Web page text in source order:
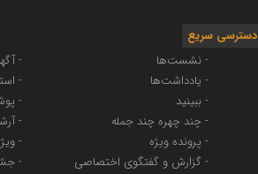
دسترسی سریع
- نشست‌ها
- یادداشت‌ها
- ببینید
- چند چهره چند جمله
- پرونده ویژه
- گزارش و گفتگوی اختصاصی
-
-
-
-
-
-